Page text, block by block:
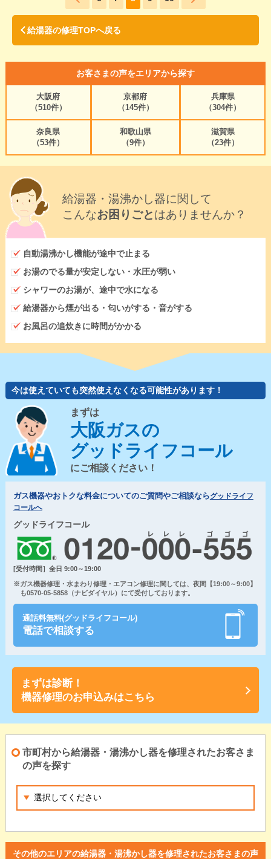
給湯器の修理TOPへ戻る
お客さまの声をエリアから探す
大阪府
（510件）
京都府
（145件）
兵庫県
（304件）
奈良県
（53件）
和歌山県
（9件）
滋賀県
（23件）
給湯器・湯沸かし器に関して
こんなお困りごとはありませんか？
自動湯沸かし機能が途中で止まる
お湯のでる量が安定しない・水圧が弱い
シャワーのお湯が、途中で水になる
給湯器から煙が出る・匂いがする・音がする
お風呂の追炊きに時間がかかる
今は使えていても突然使えなくなる可能性があります！
まずは
大阪ガスの
グッドライフコール
にご相談ください！
ガス機器やおトクな料金についてのご質問やご相談ならグッドライフ
コールへ
グッドライフコール
[受付時間］全日 9:00～19:00
※ガス機器修理・水まわり修理・エアコン修理に関しては、夜間【19:00～9:00】
も0570-05-5858（ナビダイヤル）にて受付しております。
通話料無料(グッドライフコール)
電話で相談する
まずは診断！
機器修理のお申込みはこちら
市町村から給湯器・湯沸かし器を修理されたお客さま
の声を探す
その他のエリアの給湯器・湯沸かし器を修理されたお客さまの声